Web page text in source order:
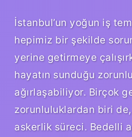
İstanbul’un yoğun iş
hepimiz bir şekilde
yerine getirmeye
hayatın sunduğu
ağırlaşabiliyor. Birçok
zorunluluklardan biri de,
askerlik süreci. Bedelli